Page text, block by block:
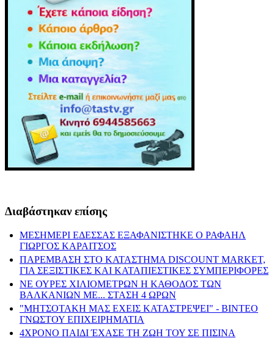
Διαβάστηκαν επίσης
ΜΕΣΗΜΕΡΙ ΕΔΕΣΣΑΣ ΕΞΑΦΑΝΙΣΤΗΚΕ Ο ΡΑΦΑΗΛ
ΓΙΩΡΓΟΣ ΚΑΡΑΙΤΣΟΣ
ΠΑΡΕΜΒΑΣΗ ΣΤΟ ΚΑΤΑΣΤΗΜΑ DISCOUNT MARKET,
ΓΙΑ ΣΕΞΙΣΤΙΚΕΣ ΚΑΙ ΚΑΤΑΠΙΕΣΤΙΚΕΣ ΣΥΜΠΕΡΙΦΟΡΕΣ
ΝΕ ΟΥΡΕΣ ΧΙΛΙΟΜΕΤΡΩΝ Η ΚΑΘΟΔΟΣ ΤΩΝ
ΒΑΛΚΑΝΙΩΝ ΜΕ... ΣΤΑΣΗ 4 ΩΡΩΝ
"ΜΗΤΣΟΤΑΚΗ ΜΑΣ ΕΧΕΙΣ ΚΑΤΑΣΤΡΕΨΕΙ" - ΒΙΝΤΕΟ
ΓΝΩΣΤΟΥ ΕΠΙΧΕΙΡΗΜΑΤΙΑ
4ΧΡΟΝΟ ΠΑΙΔΙ ΈΧΑΣΕ ΤΗ ΖΩΗ ΤΟΥ ΣΕ ΠΙΣΙΝΑ